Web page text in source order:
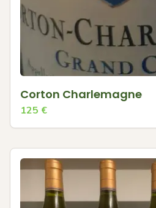
Corton Charlemagne
125 €